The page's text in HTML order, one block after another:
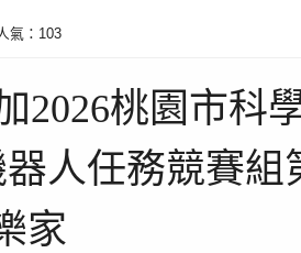
氣：103
2026桃園市科
人任務競賽組
家